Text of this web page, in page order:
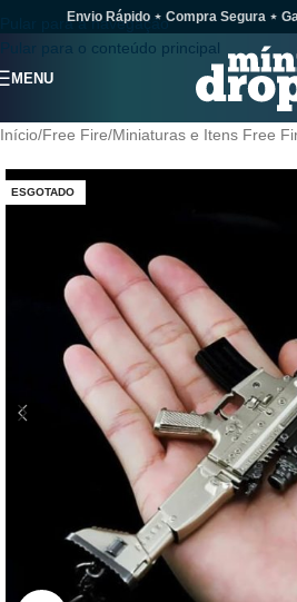
Pular para a navegação
Pular para o conteúdo principal
Envio Rápido ⋆ Compra Segura ⋆
MENU
Início/Free Fire/Miniaturas e Itens Free
ESGOTADO